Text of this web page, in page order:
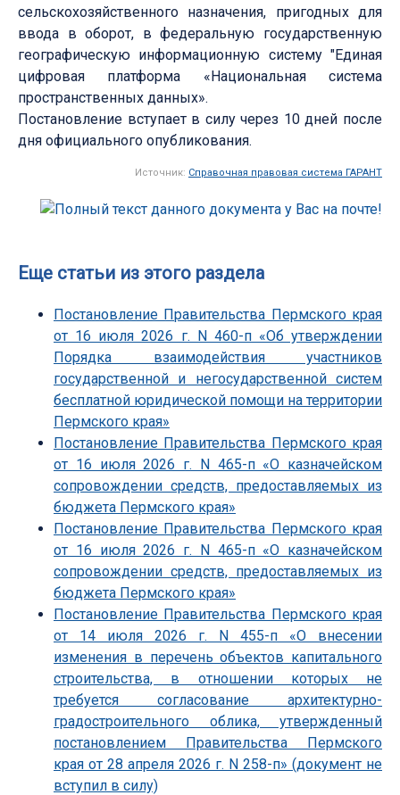
сельскохозяйственного назначения, пригодных для
ввода в оборот, в федеральную государственную
географическую информационную систему "Единая
цифровая платформа «Национальная система
пространственных данных».
Постановление вступает в силу через 10 дней после
дня официального опубликования.
Источник: Справочная правовая система ГАРАНТ
Еще статьи из этого раздела
Постановление Правительства Пермского края
от 16 июля 2026 г. N 460-п «Об утверждении
Порядка взаимодействия участников
государственной и негосударственной систем
бесплатной юридической помощи на территории
Пермского края»
Постановление Правительства Пермского края
от 16 июля 2026 г. N 465-п «О казначейском
сопровождении средств, предоставляемых из
бюджета Пермского края»
Постановление Правительства Пермского края
от 16 июля 2026 г. N 465-п «О казначейском
сопровождении средств, предоставляемых из
бюджета Пермского края»
Постановление Правительства Пермского края
от 14 июля 2026 г. N 455-п «О внесении
изменения в перечень объектов капитального
строительства, в отношении которых не
требуется согласование архитектурно-
градостроительного облика, утвержденный
постановлением Правительства Пермского
края от 28 апреля 2026 г. N 258-п» (документ не
вступил в силу)